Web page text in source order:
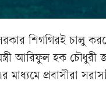
শিগগিরই চালু
আরিফুল হক
মাধ্যমে প্রবাসীরা